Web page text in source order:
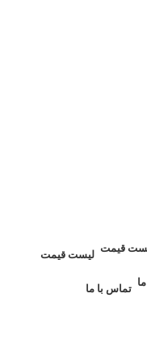
لیست قیمت
تماس با ما